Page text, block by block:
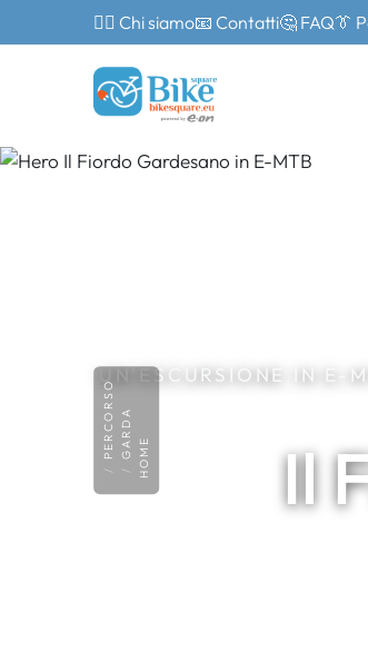
🙎‍♂️ Chi siamo📧 Contatti🤔 FAQ👔
UN'ESCURSIONE IN E-
Il
HOME
GARDA
PERCORSO